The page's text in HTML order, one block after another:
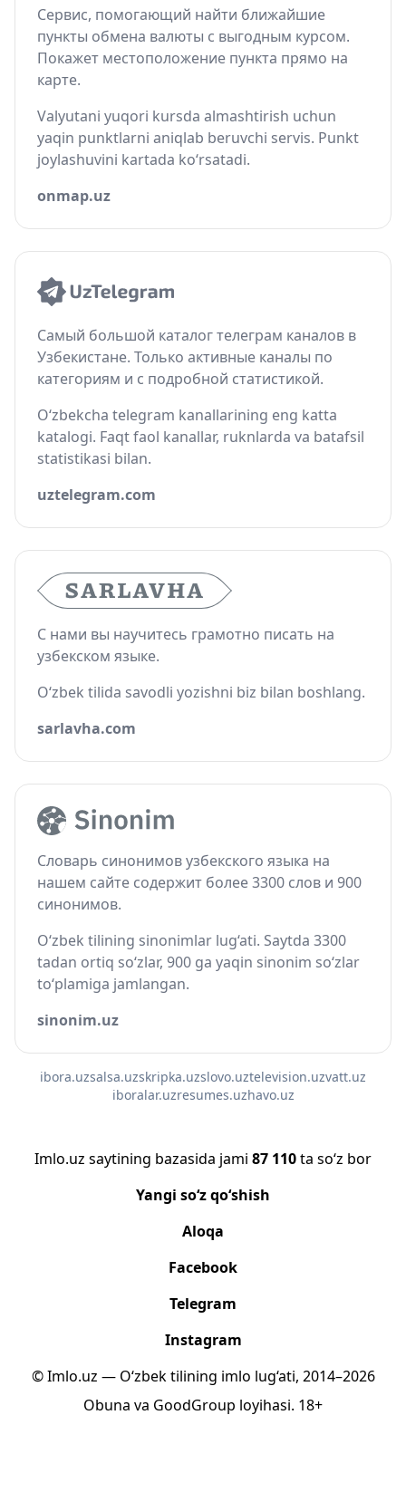
Сервис, помогающий найти ближайшие
пункты обмена валюты с выгодным курсом.
Покажет местоположение пункта прямо на
карте.
Valyutani yuqori kursda almashtirish uchun
yaqin punktlarni aniqlab beruvchi servis. Punkt
joylashuvini kartada ko‘rsatadi.
onmap.uz
Самый большой каталог телеграм каналов в
Узбекистане. Только активные каналы по
категориям и с подробной статистикой.
O‘zbekcha telegram kanallarining eng katta
katalogi. Faqt faol kanallar, ruknlarda va batafsil
statistikasi bilan.
uztelegram.com
С нами вы научитесь грамотно писать на
узбекском языке.
O‘zbek tilida savodli yozishni biz bilan boshlang.
sarlavha.com
Словарь синонимов узбекского языка на
нашем сайте содержит более 3300 слов и 900
синонимов.
O‘zbek tilining sinonimlar lug‘ati. Saytda 3300
tadan ortiq so‘zlar, 900 ga yaqin sinonim so‘zlar
to‘plamiga jamlangan.
sinonim.uz
ibora.uzsalsa.uzskripka.uzslovo.uztelevision.uzvatt.uz
iboralar.uzresumes.uzhavo.uz
Imlo.uz saytining bazasida jami 87 110ta so‘z bor
Yangi so‘z qo‘shish
Aloqa
Facebook
Telegram
Instagram
© Imlo.uz — O‘zbek tilining imlo lug‘ati, 2014–2026
Obuna va GoodGroup loyihasi. 18+